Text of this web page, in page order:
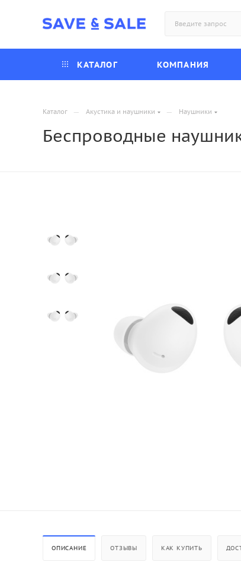
КАТАЛОГ КОМПАНИЯ
Каталог — Акустика и наушники — Наушники
Беспроводные
ОПИСАНИЕ ОТЗЫВЫ КАК КУПИТЬ